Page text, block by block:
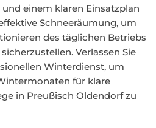
einem klaren Einsatzplan
Schneeräumung, um
des täglichen Betriebs
Verlassen Sie
Winterdienst, um
für klare
in Preußisch Oldendorf zu